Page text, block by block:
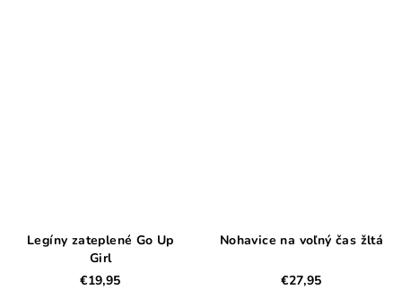
Legíny zateplené Go Up
Girl
€19,95
Nohavice na voľný čas žltá
€27,95